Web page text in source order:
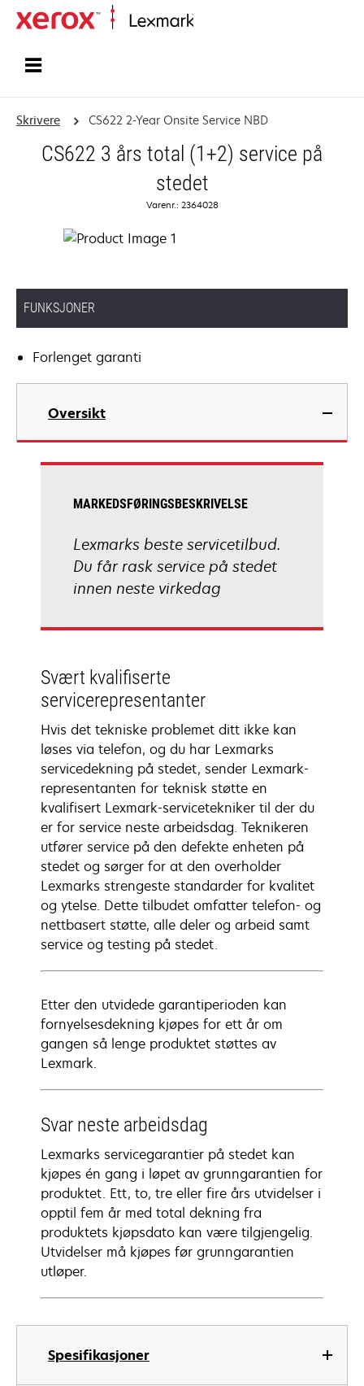
Skrivere CS622 2-Year Onsite Service NBD
CS622 3 års total (1+2) service på
stedet
Varenr.: 2364028
FUNKSJONER
Forlenget garanti
Oversikt
Spesifikasjoner
MARKEDSFØRINGSBESKRIVELSE
Lexmarks beste servicetilbud.
Du får rask service på stedet
innen neste virkedag
Svært kvalifiserte
servicerepresentanter
Hvis det tekniske problemet ditt ikke kan
løses via telefon, og du har Lexmarks
servicedekning på stedet, sender Lexmark-
representanten for teknisk støtte en
kvalifisert Lexmark-servicetekniker til der du
er for service neste arbeidsdag. Teknikeren
utfører service på den defekte enheten på
stedet og sørger for at den overholder
Lexmarks strengeste standarder for kvalitet
og ytelse. Dette tilbudet omfatter telefon- og
nettbasert støtte, alle deler og arbeid samt
service og testing på stedet.
Etter den utvidede garantiperioden kan
fornyelsesdekning kjøpes for ett år om
gangen så lenge produktet støttes av
Lexmark.
Svar neste arbeidsdag
Lexmarks servicegarantier på stedet kan
kjøpes én gang i løpet av grunngarantien for
produktet. Ett, to, tre eller fire års utvidelser i
opptil fem år med total dekning fra
produktets kjøpsdato kan være tilgjengelig.
Utvidelser må kjøpes før grunngarantien
utløper.